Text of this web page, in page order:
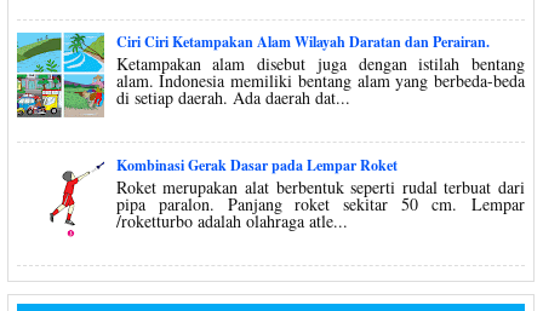
Ciri Ciri Ketampakan Alam Wilayah Daratan dan Perairan.
Ketampakan alam disebut juga dengan istilah bentang
alam. Indonesia memiliki bentang alam yang berbeda-beda
di setiap daerah. Ada daerah dat...
Kombinasi Gerak Dasar pada Lempar Roket
Roket merupakan alat berbentuk seperti rudal terbuat dari
pipa paralon. Panjang roket sekitar 50 cm. Lempar
/roketturbo adalah olahraga atle...